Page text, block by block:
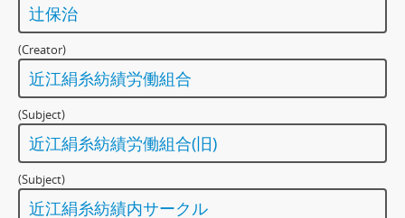
辻保治
(Creator)
近江絹糸紡績労働組合
(Subject)
近江絹糸紡績労働組合(旧)
(Subject)
近江絹糸紡績内サークル